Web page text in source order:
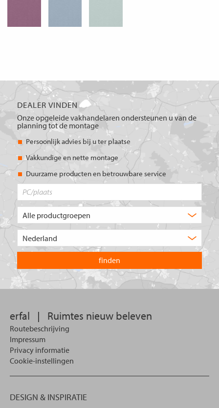
DEALER VINDEN
Onze opgeleide vakhandelaren ondersteunen u van de
planning tot de montage
Persoonlijk advies bij u ter plaatse
Vakkundige en nette montage
Duurzame producten en betrouwbare service
product
u?
land
waarin
u
wilt
zoeken.
erfal | Ruimtes nieuw beleven
Routebeschrijving
Impressum
Privacy informatie
Cookie-instellingen
DESIGN & INSPIRATIE